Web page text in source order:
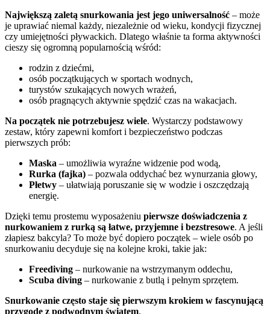
Największą zaletą snurkowania jest jego uniwersalność – może
je uprawiać niemal każdy, niezależnie od wieku, kondycji fizycznej
czy umiejętności pływackich. Dlatego właśnie ta forma aktywności
cieszy się ogromną popularnością wśród:
rodzin z dziećmi,
osób początkujących w sportach wodnych,
turystów szukających nowych wrażeń,
osób pragnących aktywnie spędzić czas na wakacjach.
Na początek nie potrzebujesz wiele. Wystarczy podstawowy
zestaw, który zapewni komfort i bezpieczeństwo podczas
pierwszych prób:
Maska – umożliwia wyraźne widzenie pod wodą,
Rurka (fajka) – pozwala oddychać bez wynurzania głowy,
Płetwy – ułatwiają poruszanie się w wodzie i oszczędzają
energię.
Dzięki temu prostemu wyposażeniu pierwsze doświadczenia z
nurkowaniem z rurką są łatwe, przyjemne i bezstresowe. A jeśli
złapiesz bakcyla? To może być dopiero początek – wiele osób po
snurkowaniu decyduje się na kolejne kroki, takie jak:
Freediving – nurkowanie na wstrzymanym oddechu,
Scuba diving – nurkowanie z butlą i pełnym sprzętem.
Snurkowanie często staje się pierwszym krokiem w fascynującą
przygodę z podwodnym światem.